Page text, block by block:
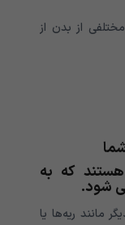
از بدن از
که به
شود.
مانند ریه‌ها یا